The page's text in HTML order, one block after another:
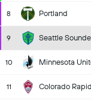
8 Portland
9 Seattle
10 Minnesota
11 Colorado